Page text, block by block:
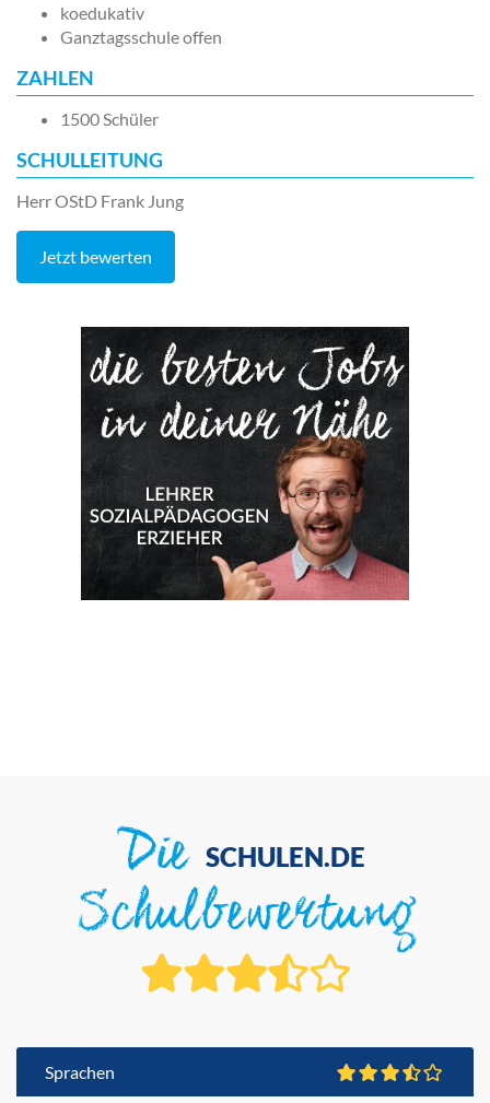
koedukativ
Ganztagsschule offen
ZAHLEN
1500 Schüler
SCHULLEITUNG
Herr OStD Frank Jung
Jetzt bewerten
Die SCHULEN.DE
Schulbewertung
Sprachen